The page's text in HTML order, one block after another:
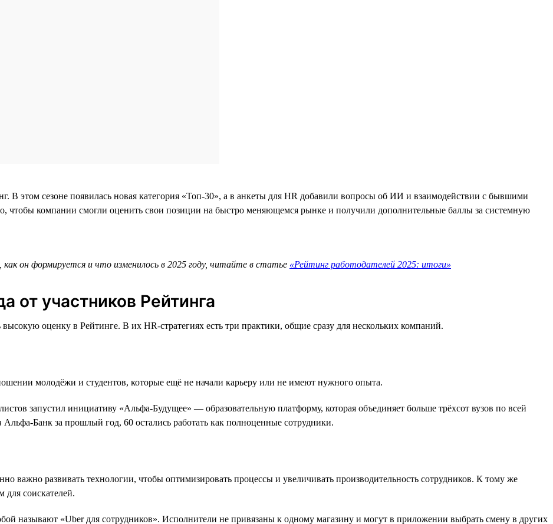
В этом сезоне появилась новая категория «Топ-30», а в анкеты для HR добавили вопросы об ИИ и взаимодействии с бывшими
компании смогли оценить свои позиции на быстро меняющемся рынке и получили дополнительные баллы за системную
он формируется и что изменилось в 2025 году, читайте в статье «Рейтинг работодателей 2025: итоги»
от участников Рейтинга
оценку в Рейтинге. В их HR-стратегиях есть три практики, общие сразу для нескольких компаний.
молодёжи и студентов, которые ещё не начали карьеру или не имеют нужного опыта.
запустил инициативу «Альфа-Будущее» — образовательную платформу, которая объединяет больше трёхсот вузов по всей
Банк за прошлый год, 60 остались работать как полноценные сотрудники.
важно развивать технологии, чтобы оптимизировать процессы и увеличивать производительность сотрудников. К тому же
для соискателей.
называют «Uber для сотрудников». Исполнители не привязаны к одному магазину и могут в приложении выбрать смену в других